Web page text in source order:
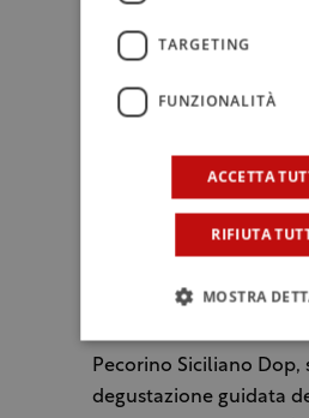
generale ai
abbia interesse a
eccellenza siciliana
Casina di Caccia di
di Palermo. Il
dell’incontro prevede
dimostrazione di
Pecorino Siciliano Dop,
degustazione guidata
TARGETING
FUNZIONALITÀ
ACCETTA
RIFIUTA
MOSTRA